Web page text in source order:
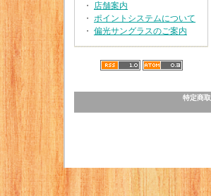
・ 店舗案内
・ ポイントシステムについて
・ 偏光サングラスのご案内
特定商